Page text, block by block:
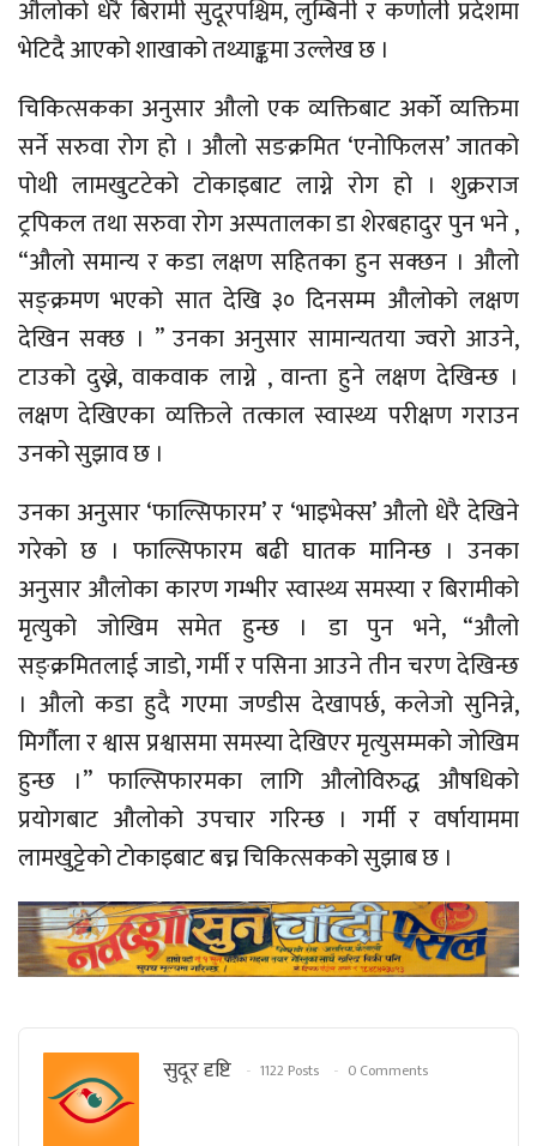
औलोको धेरै बिरामी सुदूरपश्चिम, लुम्बिनी र कर्णाली प्रदेशमा
भेटिदै आएको शाखाको तथ्याङ्कमा उल्लेख छ ।
चिकित्सकका अनुसार औलो एक व्यक्तिबाट अर्को व्यक्तिमा
सर्ने सरुवा रोग हो । औलो सङक्रमित ‘एनोफिलस’ जातको
पोथी लामखुटटेको टोकाइबाट लाग्ने रोग हो । शुक्रराज
ट्रपिकल तथा सरुवा रोग अस्पतालका डा शेरबहादुर पुन भने ,
“औलो समान्य र कडा लक्षण सहितका हुन सक्छन । औलो
सङ्क्रमण भएको सात देखि ३० दिनसम्म औलोको लक्षण
देखिन सक्छ । ” उनका अनुसार सामान्यतया ज्वरो आउने,
टाउको दुख्ने, वाकवाक लाग्ने , वान्ता हुने लक्षण देखिन्छ ।
लक्षण देखिएका व्यक्तिले तत्काल स्वास्थ्य परीक्षण गराउन
उनको सुझाव छ ।
उनका अनुसार ‘फाल्सिफारम’ र ‘भाइभेक्स’ औलो धेरै देखिने
गरेको छ । फाल्सिफारम बढी घातक मानिन्छ । उनका
अनुसार औलोका कारण गम्भीर स्वास्थ्य समस्या र बिरामीको
मृत्युको जोखिम समेत हुन्छ । डा पुन भने, “औलो
सङ्क्रमितलाई जाडो, गर्मी र पसिना आउने तीन चरण देखिन्छ
। औलो कडा हुदै गएमा जण्डीस देखापर्छ, कलेजो सुनिन्ने,
मिर्गौला र श्वास प्रश्वासमा समस्या देखिएर मृत्युसम्मको जोखिम
हुन्छ ।” फाल्सिफारमका लागि औलोविरुद्ध औषधिको
प्रयोगबाट औलोको उपचार गरिन्छ । गर्मी र वर्षायाममा
लामखुट्टेको टोकाइबाट बच्न चिकित्सकको सुझाब छ ।
सुदूर दृष्टि 1122 Posts 0 Comments